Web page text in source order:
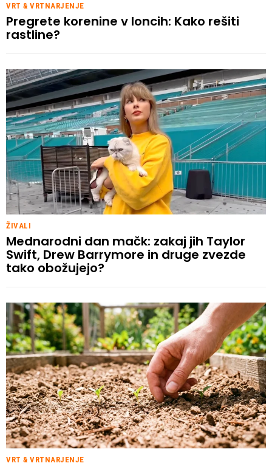
VRT & VRTNARJENJE
Pregrete korenine v loncih: Kako rešiti
rastline?
ŽIVALI
Mednarodni dan mačk: zakaj jih Taylor
Swift, Drew Barrymore in druge zvezde
tako obožujejo?
VRT & VRTNARJENJE